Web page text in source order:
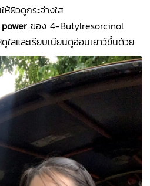
ผิวดูกระจ่างใส
powerของ 4-Butylresorcinol
ใสและเรียบเนียนดูอ่อนเยาว์ขึ้นด้วย